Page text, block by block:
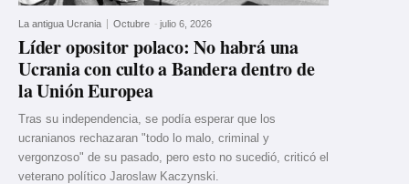
La antigua Ucrania Octubre - julio 6, 2026
Líder opositor polaco: No habrá una
Ucrania con culto a Bandera dentro de
la Unión Europea
Tras su independencia, se podía esperar que los
ucranianos rechazaran "todo lo malo, criminal y
vergonzoso" de su pasado, pero esto no sucedió, criticó el
veterano político Jaroslaw Kaczynski.